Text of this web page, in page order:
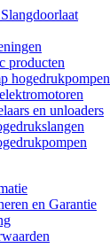
producten
hogedrukpompen
en unloaders
en Garantie